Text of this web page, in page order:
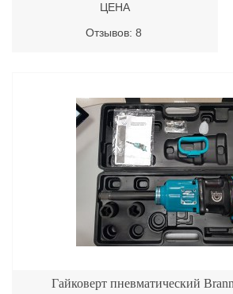
ЦЕНА
Отзывов: 8
Гайковерт пневматический